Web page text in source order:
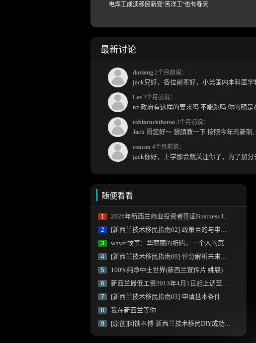
电焊工成澳移民新宠“苦洋工”也有春天
最新讨论
daxiong 2个月前说：
Lee 2个月前说：
nz 政府有这样的要求吗 不能跳吗 你的硕是
robinrucktheroo 3个月前说：
coucou 4个月前说：
随便看看
1 2026年新西兰商业投资者签证Business Investor Visa (BIV)
2 [新西兰技术移民指南02]-政策目的与申请详细流程
3 whver故事：华丽丽的折腾，一个人的惠灵顿
4 [新西兰技术移民指南09]-评分解析未来发展行业额外加分
5 100%纯净中土世界(新西兰宣传片 姚晨)
6 新西兰最低工资2013年4月1日起上调至13.75NZD
7 [新西兰技术移民指南03]-申请基本条件
8 我在新西兰等你
9 [原创]回馈本博-新西兰技术移民DIY成功PR